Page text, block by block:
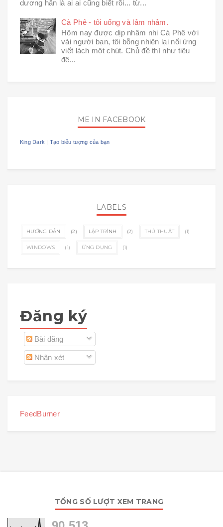
dương hẳn là ai ai cũng biết rồi... từ...
Cà Phê - tôi uống và lảm nhảm.
Hôm nay được dịp nhâm nhi Cà Phê với
vài người bạn, tôi bỗng nhiên lại nổi ứng
viết lách một chút. Chủ đề thì như tiêu
đê...
ME IN FACEBOOK
King Dark | Tạo biểu tượng của bạn
LABELS
HƯỚNG DẪN (2) LẬP TRÌNH (2) THỦ THUẬT (1)
WINDOWS (1) ỨNG DỤNG (1)
Đăng ký
Bài đăng
Nhận xét
FeedBurner
TỔNG SỐ LƯỢT XEM TRANG